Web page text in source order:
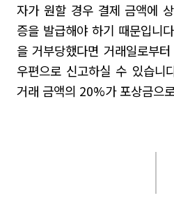
자가 원할 경우 결제 금액에
증을 발급해야 하기 때문입니다
을 거부당했다면 거래일로부터
우편으로 신고하실 수 있습니
거래 금액의 20%가 포상금으